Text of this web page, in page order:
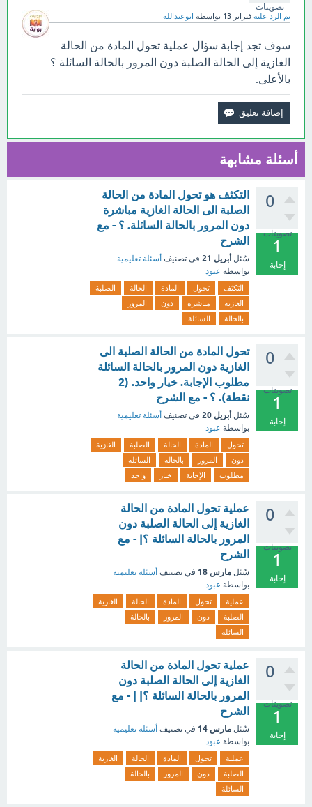
تصويتات
تم الرد عليه فبراير 13 بواسطة ابوعبدالله
سوف تجد إجابة سؤال عملية تحول المادة من الحالة
الغازية إلى الحالة الصلبة دون المرور بالحالة السائلة ؟
بالأعلى.
أسئلة مشابهة
0
تصويتات
1
إجابة
التكثف هو تحول المادة من الحالة
الصلبة الى الحالة الغازية مباشرة
دون المرور بالحالة السائلة. ؟ - مع
الشرح
سُئل أبريل 21 في تصنيف أسئلة تعليمية
بواسطة عبود
التكثف تحول المادة الحالة
الصلبة
الغازية
مباشرة دون
المرور
بالحالة
السائلة
0
تصويتات
1
إجابة
تحول المادة من الحالة الصلبة الى
الغازية دون المرور بالحالة السائلة
مطلوب الإجابة. خيار واحد. (2
نقطة). ؟ - مع الشرح
سُئل أبريل 20 في تصنيف أسئلة تعليمية
بواسطة عبود
تحول المادة الحالة الصلبة
الغازية
دون
المرور بالحالة
السائلة
مطلوب
الإجابة خيار واحد
0
تصويتات
1
إجابة
عملية تحول المادة من الحالة
الغازية إلى الحالة الصلبة دون
المرور بالحالة السائلة ؟| - مع
الشرح
سُئل مارس 18 في تصنيف أسئلة تعليمية
بواسطة عبود
عملية تحول المادة الحالة
الغازية
الصلبة
دون المرور
بالحالة
السائلة
0
تصويتات
1
إجابة
عملية تحول المادة من الحالة
الغازية إلى الحالة الصلبة دون
المرور بالحالة السائلة ؟| | - مع
الشرح
سُئل مارس 14 في تصنيف أسئلة تعليمية
بواسطة عبود
عملية تحول المادة الحالة
الغازية
الصلبة
دون المرور
بالحالة
السائلة